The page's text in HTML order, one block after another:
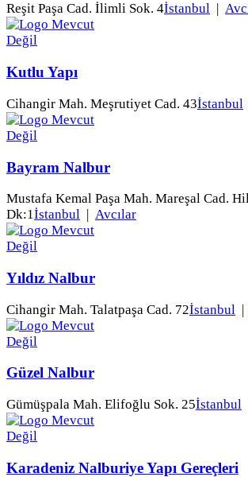
Reşit Paşa Cad. İlimli Sok. 4İstanbul
Kutlu Yapı
Cihangir Mah. Meşrutiyet Cad. 43İstanbul
Bayram Nalbur
Mustafa Kemal Paşa Mah. Mareşal Cad.
Dk:1İstanbul Avcılar
Yıldız Nalbur
Cihangir Mah. Talatpaşa Cad. 72İstanbul |
Güzel Nalbur
Gümüşpala Mah. Elifoğlu Sok. 25İstanbul
Karadeniz Nalburiye Yapı Gereçleri